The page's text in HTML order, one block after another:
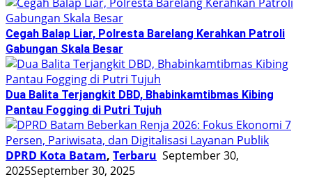
Cegah Balap Liar, Polresta Barelang Kerahkan Patroli
Gabungan Skala Besar
Dua Balita Terjangkit DBD, Bhabinkamtibmas Kibing
Pantau Fogging di Putri Tujuh
DPRD Kota Batam, Terbaru September 30,
2025September 30, 2025